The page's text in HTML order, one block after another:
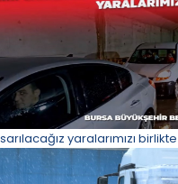
sarılacağız yaralarımızı